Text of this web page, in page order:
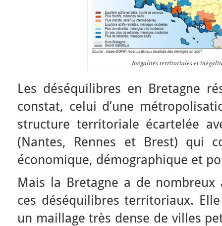
Inégalités territoriales et
Les déséquilibres en Bretagne
constat, celui d’une
structure territoriale écartelée
(Nantes, Rennes et Brest) qui
économique, démographique et
Mais la Bretagne a de
ces déséquilibres territoriaux.
un maillage très dense de villes